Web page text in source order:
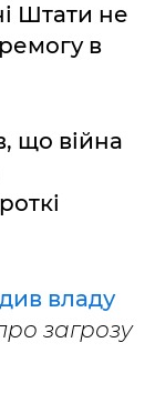
Штати не
в
що війна
владу
загрозу